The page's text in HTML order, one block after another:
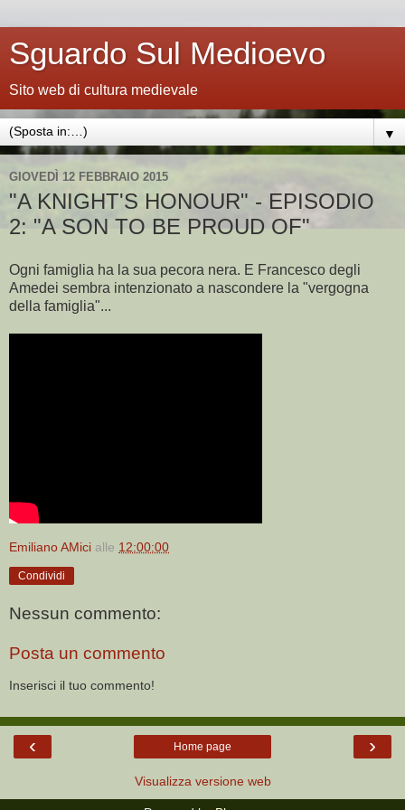
Sguardo Sul Medioevo
Sito web di cultura medievale
▼
GIOVEDÌ 12 FEBBRAIO 2015
"A KNIGHT'S HONOUR" - EPISODIO
2: "A SON TO BE PROUD OF"
Ogni famiglia ha la sua pecora nera. E Francesco degli
Amedei sembra intenzionato a nascondere la "vergogna
della famiglia"...
Emiliano AMici alle 12:00:00
Condividi
Nessun commento:
Posta un commento
Inserisci il tuo commento!
‹ ›
Home page
Visualizza versione web